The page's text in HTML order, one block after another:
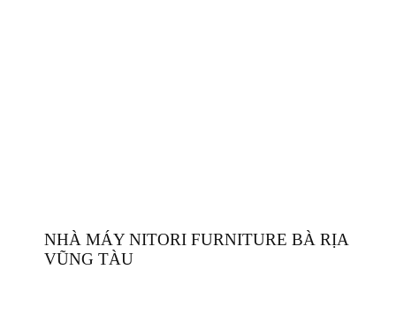
NHÀ MÁY NITORI FURNITURE BÀ RỊA
VŨNG TÀU